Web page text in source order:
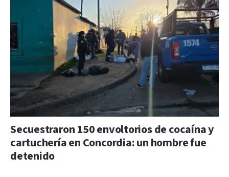
Secuestraron 150 envoltorios de cocaína y
cartuchería en Concordia: un hombre fue
detenido